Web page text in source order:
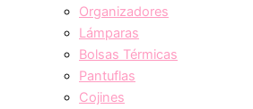
Organizadores
Lámparas
Bolsas Térmicas
Pantuflas
Cojines